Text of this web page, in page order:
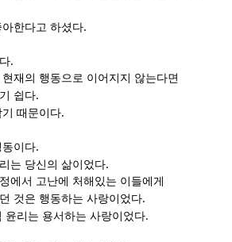
한다고 하셨다.
.
재의 행동으로 이어지지 않는다면
쉽다.
때문이다.
동이다.
는 당신의 삶이었다.
에서 고난에 처해있는 이들에게
것은 행동하는 사랑이었다.
윤리는 용서하는 사랑이었다.